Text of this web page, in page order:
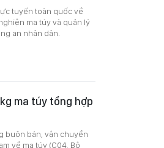
tuyến toàn quốc về
ma túy và quản lý
an nhân dân.
ma túy tổng hợp
buôn bán, vận chuyển
về ma túy (C04, Bộ